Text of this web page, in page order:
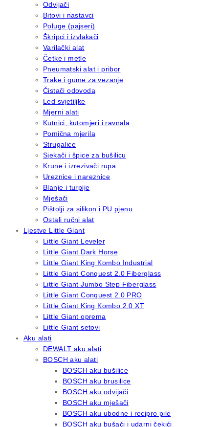
Odvijači
Bitovi i nastavci
Poluge (pajseri)
Škripci i izvlakači
Varilački alat
Četke i metle
Pneumatski alat i pribor
Trake i gume za vezanje
Čistači odovoda
Led svjetiljke
Mjerni alati
Kutnici, kutomjeri i ravnala
Pomična mjerila
Strugalice
Sjekači i špice za bušilicu
Krune i izrezivači rupa
Ureznice i nareznice
Blanje i turpije
Mješači
Pištolji za silikon i PU pjenu
Ostali ručni alat
Ljestve Little Giant
Little Giant Leveler
Little Giant Dark Horse
Little Giant King Kombo Industrial
Little Giant Conquest 2.0 Fiberglass
Little Giant Jumbo Step Fiberglass
Little Giant Conquest 2.0 PRO
Little Giant King Kombo 2.0 XT
Little Giant oprema
Little Giant setovi
Aku alati
DEWALT aku alati
BOSCH aku alati
BOSCH aku bušilice
BOSCH aku brusilice
BOSCH aku odvijači
BOSCH aku mješači
BOSCH aku ubodne i recipro pile
BOSCH aku bušači i udarni čekići